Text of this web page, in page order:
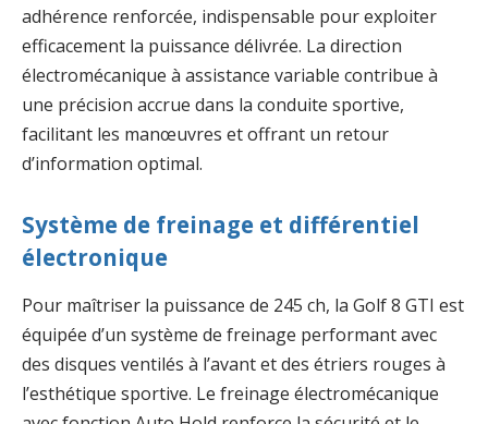
adhérence renforcée, indispensable pour exploiter
efficacement la puissance délivrée. La direction
électromécanique à assistance variable contribue à
une précision accrue dans la conduite sportive,
facilitant les manœuvres et offrant un retour
d’information optimal.
Système de freinage et différentiel
électronique
Pour maîtriser la puissance de 245 ch, la Golf 8 GTI est
équipée d’un système de freinage performant avec
des disques ventilés à l’avant et des étriers rouges à
l’esthétique sportive. Le freinage électromécanique